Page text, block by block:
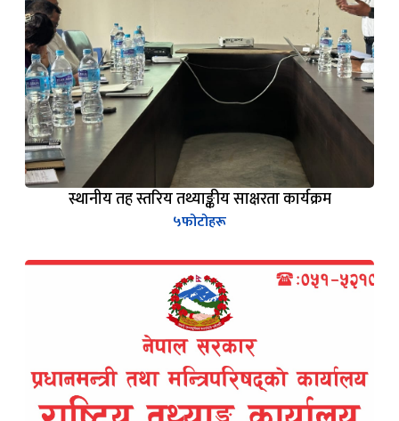
स्थानीय तह स्तरिय तथ्याङ्कीय साक्षरता कार्यक्रम
५फोटोहरू